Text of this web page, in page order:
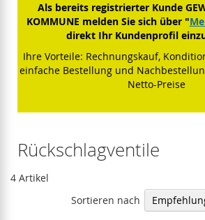
Als bereits registrierter Kunde
KOMMUNE melden Sie sich über "
direkt Ihr Kundenprofil
Ihre Vorteile: Rechnungskauf,
einfache Bestellung und
Netto-Preise
Rückschlagventile
4 Artikel
Sortieren nach